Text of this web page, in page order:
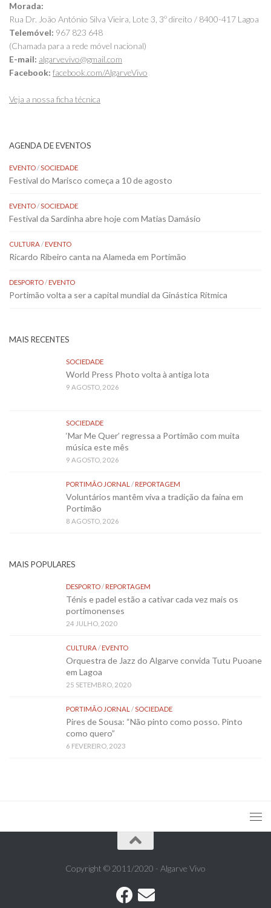
Morada:
Rua Dr. João António Silva Vieira, Lote 3, 3º direito / 8400-417 Lagoa
Telemóvel: 967 823 648
(Chamada para a rede móvel nacional)
E-mail: algarvevivo@gmail.com
Facebook: facebook.com/AlgarveVivo
Veja a nossa ficha técnica
AGENDA DE EVENTOS
EVENTO/SOCIEDADE
Festival do Marisco começa a 10 de agosto
EVENTO/SOCIEDADE
Festival da Sardinha abre hoje com Matias Damásio
CULTURA/EVENTO
Ricardo Ribeiro canta na Alameda em Portimão
DESPORTO/EVENTO
Portimão volta a ser a capital mundial da Ginástica Rítmica
MAIS RECENTES
SOCIEDADE
World Press Photo volta à antiga lota
9 AGOSTO, 2026
SOCIEDADE
‘Mar Me Quer’ regressa a Portimão com muita
música este mês
9 AGOSTO, 2026
PORTIMÃO JORNAL /REPORTAGEM
Voluntários mantêm viva a tradição da faina em
Portimão
8 AGOSTO, 2026
MAIS POPULARES
DESPORTO/REPORTAGEM
Ténis e padel estão a cativar cada vez mais os
portimonenses
24 JULHO, 2020
CULTURA/EVENTO
Orquestra de Jazz do Algarve convida Tutu Puoane
em Lagoa
25 SETEMBRO, 2020
PORTIMÃO JORNAL /SOCIEDADE
Pires de Sousa: “Não pinto como posso. Pinto
como quero”
6 FEVEREIRO, 2023
Copyright © 2011/2020 - Algarve Vivo